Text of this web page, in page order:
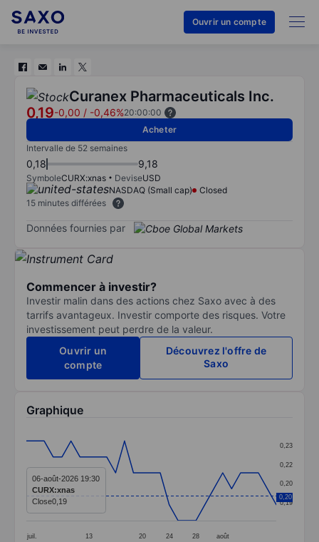
Ouvrir un compte
Curanex Pharmaceuticals Inc.
0,19-0,00 / -0,46%20:00:00
Acheter
Intervalle de 52 semaines
0,18 9,18
SymboleCURX:xnas DeviseUSD
NASDAQ (Small cap)
Closed
15 minutes différées
Données fournies par
Commencer à investir?
Investir malin dans des actions chez Saxo avec à des
tarrifs avantageux. Investir comporte des risques. Votre
investissement peut perdre de la valeur.
Ouvrir un
compte
Découvrez l'offre de
Saxo
Graphique
Line chart with 29 data points.
The chart has 1 X axis displaying categories.
The chart has 1 Y axis displaying values. Data
juil. 13 20 24 28 août
0,19
0,20
0,22
0,23
0,20
06-août-2026 19:30
CURX:xnas
Close0,19